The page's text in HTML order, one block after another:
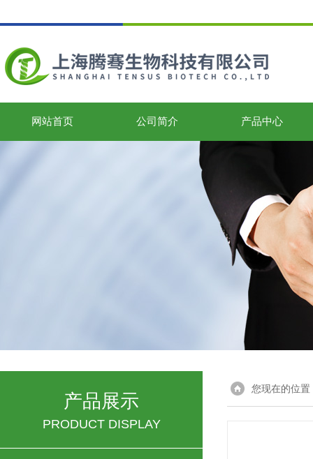
网站首页 公司简介 产品中心
产品展示
PRODUCT DISPLAY
您现在的位置